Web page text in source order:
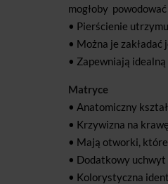
mogłoby
• Pierścienie
• Można je
• Zapewniają
Matryce
• Anatomiczny
• Krzywizna na
• Mają otworki,
• Dodatkowy uchwyt
• Kolorystyczna